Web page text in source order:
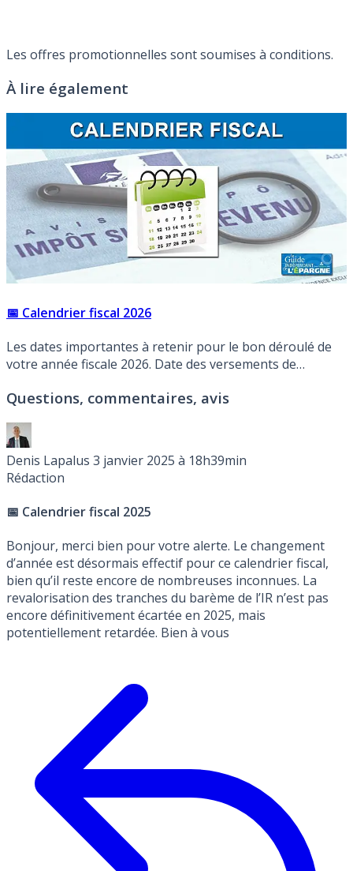
Les offres promotionnelles sont soumises à conditions.
À lire également
📅 Calendrier fiscal 2026
Les dates importantes à retenir pour le bon déroulé de
votre année fiscale 2026. Date des versements de
2026. Avis d’imposition 2026 portant sur les revenus
Questions, commentaires, avis
Denis Lapalus 3 janvier 2025 à 18h39min
Rédaction
📅 Calendrier fiscal 2025
Bonjour, merci bien pour votre alerte. Le changement
d’année est désormais effectif pour ce calendrier fiscal,
bien qu’il reste encore de nombreuses inconnues. La
revalorisation des tranches du barème de l’IR n’est pas
encore définitivement écartée en 2025, mais
potentiellement retardée. Bien à vous